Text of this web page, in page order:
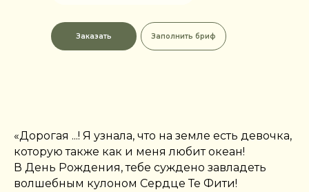
Заказать Заполнить бриф
«Дорогая ...! Я узнала, что на земле есть девочка,
которую также как и меня любит океан!
В День Рождения, тебе суждено завладеть
волшебным кулоном Сердце Те Фити!